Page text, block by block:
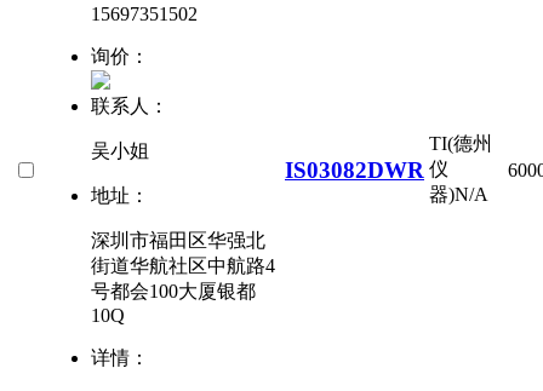
15697351502
询价：
联系人：
吴小姐
地址：
深圳市福田区华强北
街道华航社区中航路4
号都会100大厦银都
10Q
详情：
IS03082DWR
TI(德州
仪
器)N/A